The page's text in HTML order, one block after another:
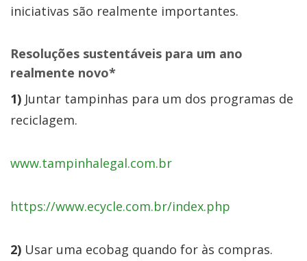
iniciativas são realmente importantes.
Resoluções sustentáveis para um ano
realmente novo*
1) Juntar tampinhas para um dos programas de
reciclagem.
www.tampinhalegal.com.br
https://www.ecycle.com.br/index.php
2) Usar uma ecobag quando for às compras.